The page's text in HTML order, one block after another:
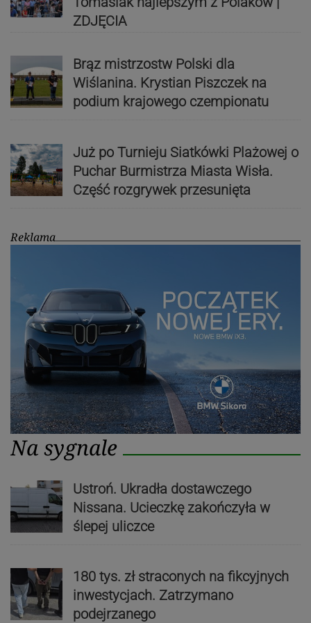
ZDJĘCIA
Brąz mistrzostw Polski dla
Wiślanina. Krystian Piszczek na
podium krajowego czempionatu
Już po Turnieju Siatkówki Plażowej o
Puchar Burmistrza Miasta Wisła.
Część rozgrywek przesunięta
Reklama
Na sygnale
Ustroń. Ukradła dostawczego
Nissana. Ucieczkę zakończyła w
ślepej uliczce
180 tys. zł straconych na fikcyjnych
inwestycjach. Zatrzymano
podejrzanego